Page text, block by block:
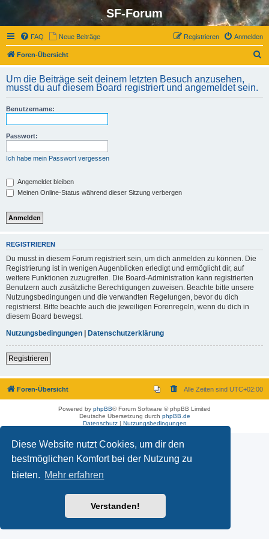
Diese Website nutzt Cookies, um dir den
bestmöglichen Komfort bei der Nutzung zu
bieten. Mehr erfahren
Verstanden!
SF-Forum
FAQ Neue Beiträge Anmelden
Registrieren
Foren-Übersicht
h
Um die Beiträge seit deinem letzten Besuch anzusehen,
musst du auf diesem Board registriert und angemeldet sein.
Benutzername:
Passwort:
Ich habe mein Passwort vergessen
Angemeldet bleiben
Meinen Online-Status während dieser Sitzung verbergen
REGISTRIEREN
Du musst in diesem Forum registriert sein, um dich anmelden zu können. Die
Registrierung ist in wenigen Augenblicken erledigt und ermöglicht dir, auf
weitere Funktionen zuzugreifen. Die Board-Administration kann registrierten
Benutzern auch zusätzliche Berechtigungen zuweisen. Beachte bitte unsere
Nutzungsbedingungen und die verwandten Regelungen, bevor du dich
registrierst. Bitte beachte auch die jeweiligen Forenregeln, wenn du dich in
diesem Board bewegst.
Nutzungsbedingungen | Datenschutzerklärung
Registrieren
Foren-Übersicht Alle Zeiten sind UTC+02:00
Powered by phpBB® Forum Software © phpBB Limited
Deutsche Übersetzung durch phpBB.de
Datenschutz| Nutzungsbedingungen